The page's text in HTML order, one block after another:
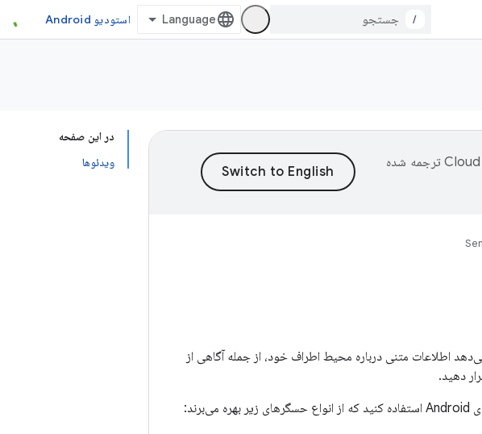
/ استودیو Android
در این صفحه
ویدئوها
ترجمه شده
اطلاعات متنی درباره محیط اطراف خود، از جمله آگاهی از
دهید.